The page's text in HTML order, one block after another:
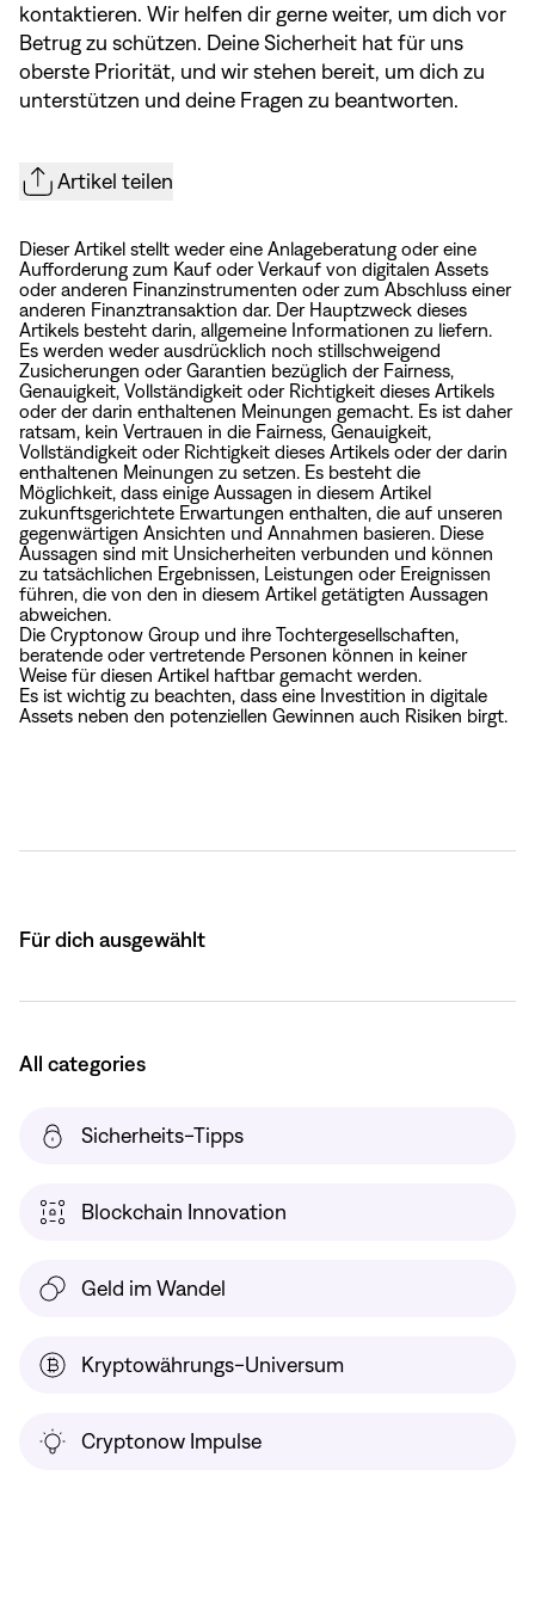
kontaktieren. Wir helfen dir gerne weiter, um dich vor
Betrug zu schützen. Deine Sicherheit hat für uns
oberste Priorität, und wir stehen bereit, um dich zu
unterstützen und deine Fragen zu beantworten.
Artikel teilen
Dieser Artikel stellt weder eine Anlageberatung oder eine
Aufforderung zum Kauf oder Verkauf von digitalen Assets
oder anderen Finanzinstrumenten oder zum Abschluss einer
anderen Finanztransaktion dar. Der Hauptzweck dieses
Artikels besteht darin, allgemeine Informationen zu liefern.
Es werden weder ausdrücklich noch stillschweigend
Zusicherungen oder Garantien bezüglich der Fairness,
Genauigkeit, Vollständigkeit oder Richtigkeit dieses Artikels
oder der darin enthaltenen Meinungen gemacht. Es ist daher
ratsam, kein Vertrauen in die Fairness, Genauigkeit,
Vollständigkeit oder Richtigkeit dieses Artikels oder der darin
enthaltenen Meinungen zu setzen. Es besteht die
Möglichkeit, dass einige Aussagen in diesem Artikel
zukunftsgerichtete Erwartungen enthalten, die auf unseren
gegenwärtigen Ansichten und Annahmen basieren. Diese
Aussagen sind mit Unsicherheiten verbunden und können
zu tatsächlichen Ergebnissen, Leistungen oder Ereignissen
führen, die von den in diesem Artikel getätigten Aussagen
abweichen.
Die Cryptonow Group und ihre Tochtergesellschaften,
beratende oder vertretende Personen können in keiner
Weise für diesen Artikel haftbar gemacht werden.
Es ist wichtig zu beachten, dass eine Investition in digitale
Assets neben den potenziellen Gewinnen auch Risiken birgt.
Für dich ausgewählt
All categories
Sicherheits-Tipps
Blockchain Innovation
Geld im Wandel
Kryptowährungs-Universum
Cryptonow Impulse